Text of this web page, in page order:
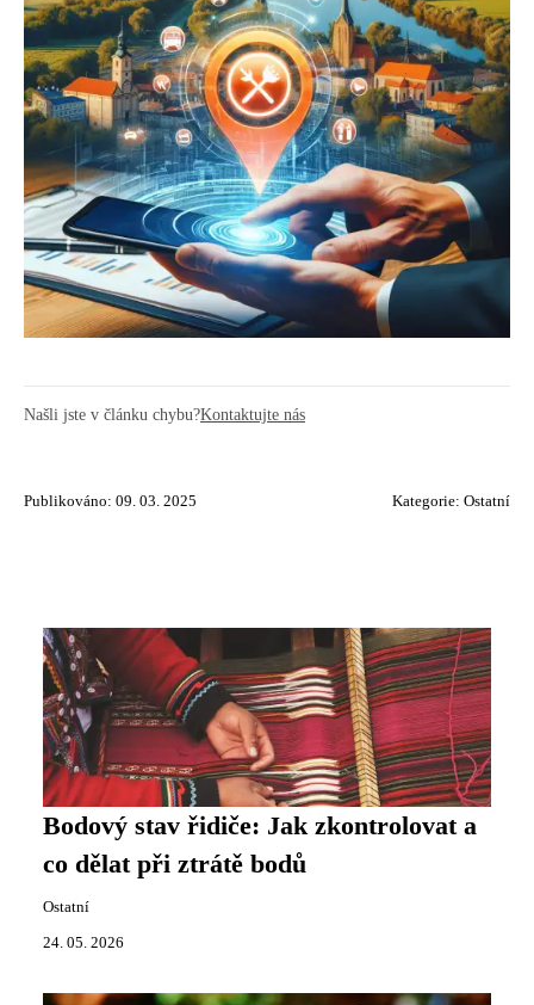
Našli jste v článku chybu?Kontaktujte nás
Publikováno: 09. 03. 2025 Kategorie: Ostatní
Bodový stav řidiče: Jak zkontrolovat a
co dělat při ztrátě bodů
Ostatní
24. 05. 2026